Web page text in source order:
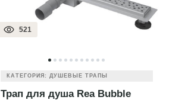
521
КАТЕГОРИЯ: ДУШЕВЫЕ ТРАПЫ
Трап для душа Rea Bubble